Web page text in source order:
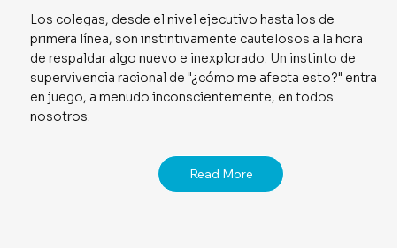
Los colegas, desde el nivel ejecutivo hasta los de
primera línea, son instintivamente cautelosos a la hora
de respaldar algo nuevo e inexplorado. Un instinto de
supervivencia racional de "¿cómo me afecta esto?" entra
en juego, a menudo inconscientemente, en todos
nosotros.
Read More